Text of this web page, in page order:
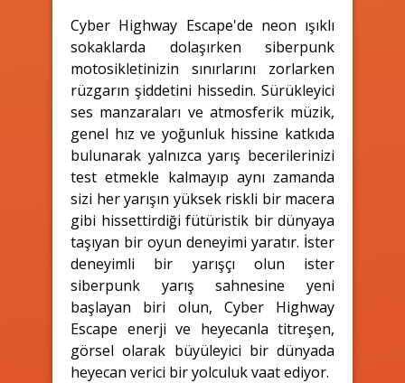
Cyber Highway Escape'de neon ışıklı
sokaklarda dolaşırken siberpunk
motosikletinizin sınırlarını zorlarken
rüzgarın şiddetini hissedin. Sürükleyici
ses manzaraları ve atmosferik müzik,
genel hız ve yoğunluk hissine katkıda
bulunarak yalnızca yarış becerilerinizi
test etmekle kalmayıp aynı zamanda
sizi her yarışın yüksek riskli bir macera
gibi hissettirdiği fütüristik bir dünyaya
taşıyan bir oyun deneyimi yaratır. İster
deneyimli bir yarışçı olun ister
siberpunk yarış sahnesine yeni
başlayan biri olun, Cyber Highway
Escape enerji ve heyecanla titreşen,
görsel olarak büyüleyici bir dünyada
heyecan verici bir yolculuk vaat ediyor.